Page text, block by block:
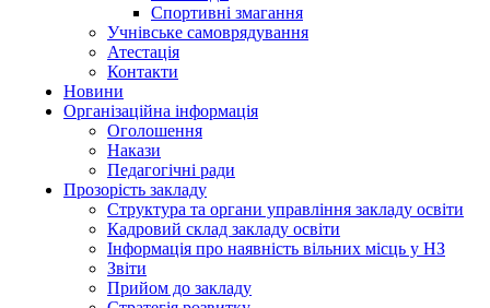
Спортивні змагання
Учнівське самоврядування
Атестація
Контакти
Новини
Організаційна інформація
Оголошення
Накази
Педагогічні ради
Прозорість закладу
Структура та органи управління закладу освіти
Кадровий склад закладу освіти
Інформація про наявність вільних місць у НЗ
Звіти
Прийом до закладу